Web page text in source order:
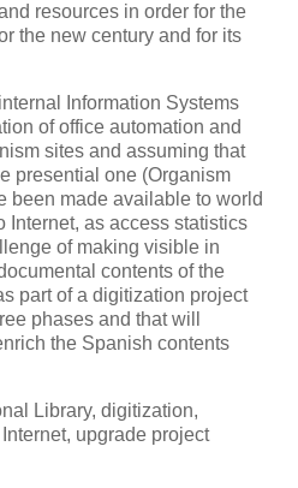
resources in order for the
the new century and for its
Information Systems
of office automation and
sites and assuming that
presential one (Organism
been made available to world
Internet, as access statistics
of making visible in
contents of the
part of a digitization project
phases and that will
the Spanish contents
Library, digitization,
upgrade project